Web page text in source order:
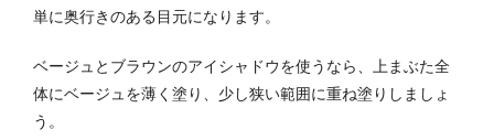
単に奥行きのある目元になります。
ベージュとブラウンのアイシャドウを使うなら、上まぶた全
体にベージュを薄く塗り、少し狭い範囲に重ね塗りしましょ
う。